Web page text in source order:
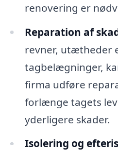
renovering er
Reparation af
revner, utætheder
tagbelægninger,
firma udføre
forlænge tagets
yderligere skader.
Isolering og